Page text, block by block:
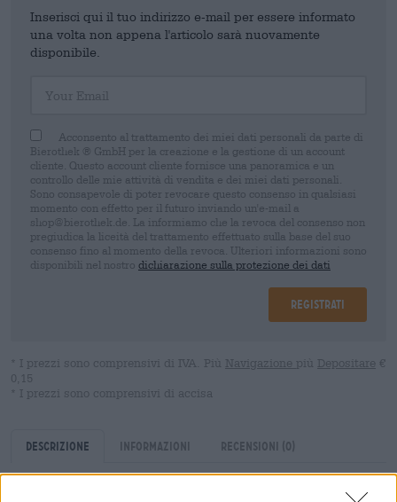
Inserisci qui il tuo indirizzo e-mail per essere informato
una volta non appena l'articolo sarà nuovamente
disponibile.
Acconsento al trattamento dei miei dati personali da parte di
Bierothek ® GmbH per la creazione e la gestione di un account
cliente. Questo account cliente fornisce una panoramica e un
controllo delle mie attività di vendita e dei miei dati personali.
Sono consapevole di poter revocare questo consenso in qualsiasi
momento con effetto per il futuro inviando un'e-mail a
shop@bierothek.de. La informiamo che la revoca del consenso non
pregiudica la liceità del trattamento effettuato sulla base del suo
consenso fino al momento della revoca. Ulteriori informazioni sono
disponibili nel nostro dichiarazione sulla protezione dei dati
Registrati
* I prezzi sono comprensivi di IVA. Più Navigazione più Depositare €
0,15
* I prezzi sono comprensivi di accisa
Descrizione Informazioni Recensioni (0)